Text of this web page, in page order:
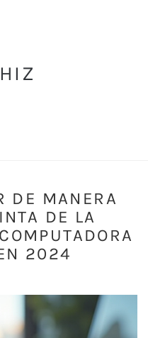
DE MANERA
DE LA
2024